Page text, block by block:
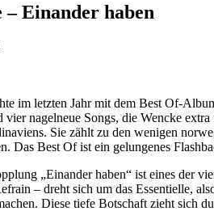
Einander haben
im letzten Jahr mit dem Best Of-
nagelneue Songs, die Wencke
Sie zählt zu den wenigen
Das Best Of ist ein gelungenes
„Einander haben“ ist eines der
– dreht sich um das Essentielle,
Diese tiefe Botschaft zieht sich